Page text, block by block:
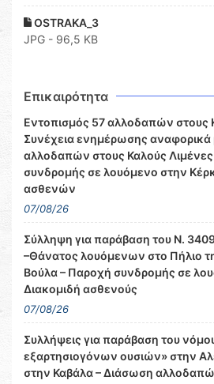
OSTRAKA_3
JPG - 96,5 KB
Επικαιρότητα
Εντοπισμός 57 αλλοδαπών στους
Συνέχεια ενημέρωσης αναφορικά
αλλοδαπών στους Καλούς
συνδρομής σε λουόμενο στην
ασθενών
07/08/26
Σύλληψη για παράβαση του Ν.
–Θάνατος λουόμενων στο Πήλιο
Βούλα – Παροχή συνδρομής σε
Διακομιδή ασθενούς
07/08/26
Συλλήψεις για παράβαση του
εξαρτησιογόνων ουσιών» στην
στην Καβάλα – Διάσωση